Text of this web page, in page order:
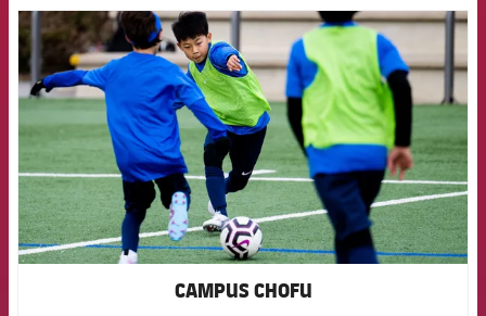
FCB Barcelona badge
CAMPUS CHOFU